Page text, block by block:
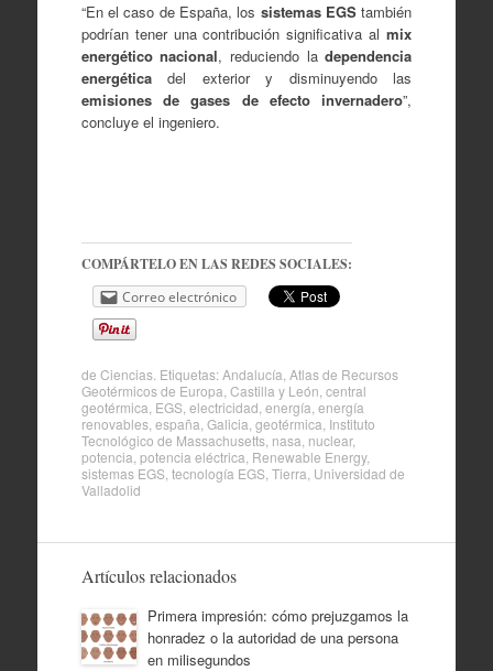
“En el caso de España, los sistemas EGS también
podrían tener una contribución significativa almix
energético nacional, reduciendo ladependencia
energéticadel exterior y disminuyendo las
emisiones de gases de efecto invernadero”,
concluye el ingeniero.
COMPÁRTELO EN LAS REDES SOCIALES:
Correo electrónico
de Ciencias. Etiquetas:Andalucía Atlas de Recursos
Geotérmicos de Europa Castilla y León central
geotérmica EGS, electricidad energía energía
renovables, españa Galicia geotérmica Instituto
Tecnológico de Massachusetts, nasa nuclear,
potencia potencia eléctrica Renewable Energy,
sistemas EGS, tecnología EGS, Tierra Universidad de
Valladolid
Artículos relacionados
Primera impresión: cómo prejuzgamos la
honradez o la autoridad de una persona
en milisegundos